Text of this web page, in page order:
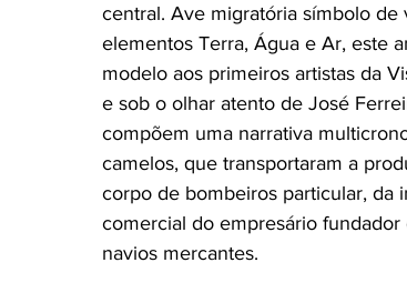
central. Ave migratória símbolo
elementos Terra, Água e Ar, este
modelo aos primeiros artistas da
e sob o olhar atento de José
compõem uma narrativa
camelos, que transportaram a
corpo de bombeiros particular, da
comercial do empresário
navios mercantes.